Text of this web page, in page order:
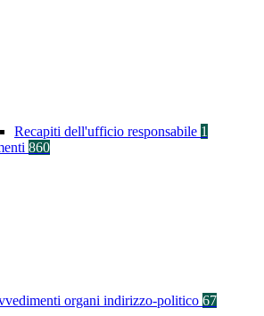
Recapiti dell'ufficio responsabile 1
860
organi indirizzo-politico 67